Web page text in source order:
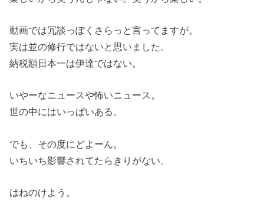
動画では冗談っぽくさらっと言ってますが。
実は並の修行ではないと思いました。
納税額日本一は伊達ではない。
いやーなニュースや怖いニュース。
世の中にはいっぱいある。
でも、その度にどよーん。
いちいち影響されてたらきりがない。
はねのけよう。